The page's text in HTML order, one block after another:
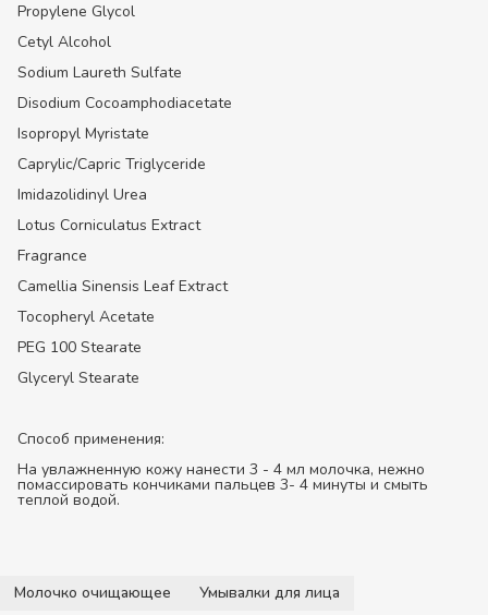
Propylene Glycol
Cetyl Alcohol
Sodium Laureth Sulfate
Disodium Cocoamphodiacetate
Isopropyl Myristate
Caprylic/Capric Triglyceride
Imidazolidinyl Urea
Lotus Corniculatus Extract
Fragrance
Camellia Sinensis Leaf Extract
Tocopheryl Acetate
PEG 100 Stearate
Glyceryl Stearate
Способ применения:
На увлажненную кожу нанести 3 - 4 мл молочка, нежно
помассировать кончиками пальцев 3- 4 минуты и смыть
теплой водой.
Молочко очищающее Умывалки для лица